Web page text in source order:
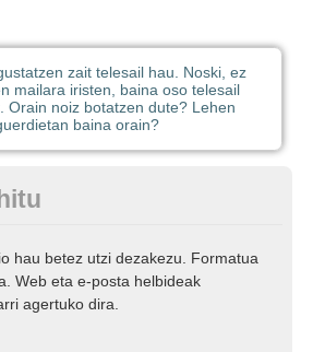
zait telesail hau. Noski, ez
mailara iristen, baina oso telesail
Orain noiz botatzen dute? Lehen
baina orain?
hau betez utzi dezakezu. Formatua
Web eta e-posta helbideak
agertuko dira.